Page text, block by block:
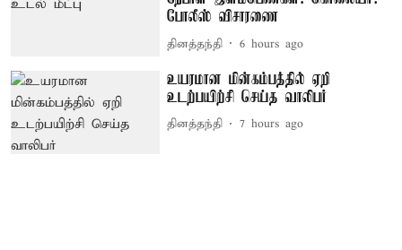
போலீஸ் விசாரணை
தினத்தந்தி 6 hours ago
உயரமான மின்கம்பத்தில் ஏறி
உடற்பயிற்சி செய்த வாலிபர்
தினத்தந்தி 7 hours ago